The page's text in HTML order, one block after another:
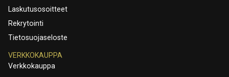
Laskutusosoitteet
Rekrytointi
Tietosuojaseloste
VERKKOKAUPPA
Verkkokauppa